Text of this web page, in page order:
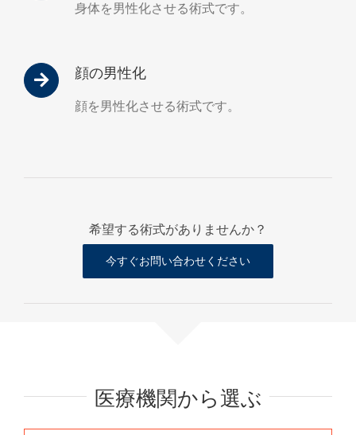
身体を男性化させる術式です。
顔の男性化
顔を男性化させる術式です。
希望する術式がありませんか？
今すぐお問い合わせください
医療機関から選ぶ